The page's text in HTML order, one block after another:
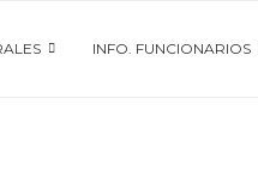
INFO. FUNCIONARIOS